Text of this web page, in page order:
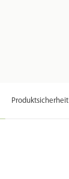
Produktsicherheit